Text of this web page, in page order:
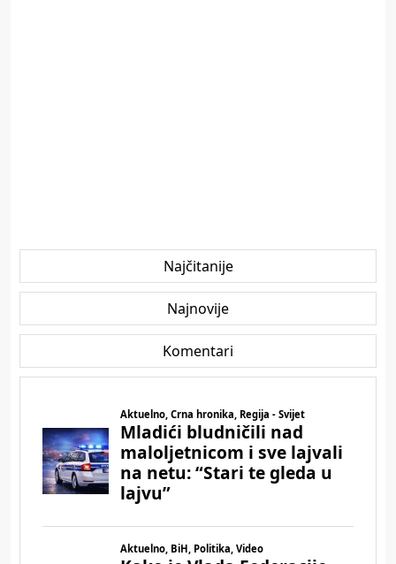
Najčitanije
Najnovije
Komentari